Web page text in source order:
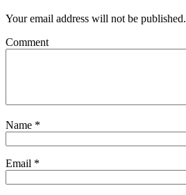
Your email address will not be published.
Comment
Name *
Email *